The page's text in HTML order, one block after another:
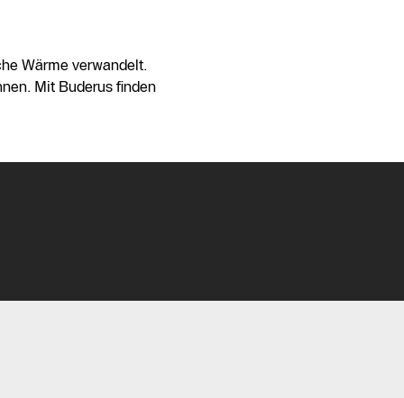
Wärme verwandelt.
Mit Buderus finden